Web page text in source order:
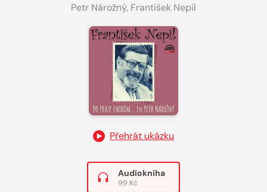
Petr Nárožný, František Nepil
Přehrát ukázku
Audiokniha
99 Kč